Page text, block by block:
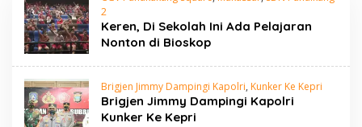
2
Keren, Di Sekolah Ini Ada Pelajaran
Nonton di Bioskop
Brigjen Jimmy Dampingi Kapolri, Kunker Ke Kepri
Brigjen Jimmy Dampingi Kapolri
Kunker Ke Kepri